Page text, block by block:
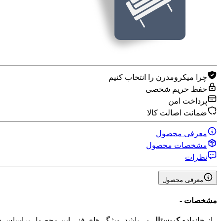
چرا میکرومدرن را انتخاب کنیم
حفظ حریم شخصی
پرداخت امن
ضمانت اصالت کالا
معرفی محصول
مشخصات محصول
نظرات
معرفی محصول
مشخصات -